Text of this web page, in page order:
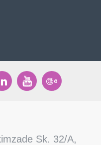
Sk. 32/A,